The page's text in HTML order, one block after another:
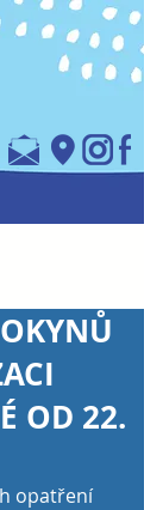
OD 22.
opatření